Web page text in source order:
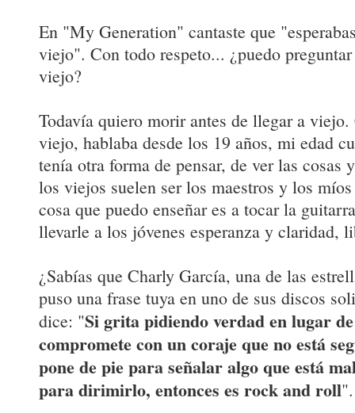
En "My Generation" cantaste que
viejo". Con todo respeto... ¿puedo
viejo?
Todavía quiero morir antes de llegar a viejo.
viejo, hablaba desde los 19 años, mi edad
tenía otra forma de pensar, de ver las cosas
los viejos suelen ser los maestros y los
cosa que puedo enseñar es a tocar la
llevarle a los jóvenes esperanza y claridad,
¿Sabías que Charly García, una de las
puso una frase tuya en uno de sus discos
dice: "Si grita pidiendo verdad en lugar
compromete con un coraje que no está
pone de pie para señalar algo que está
para dirimirlo, entonces es rock and roll".